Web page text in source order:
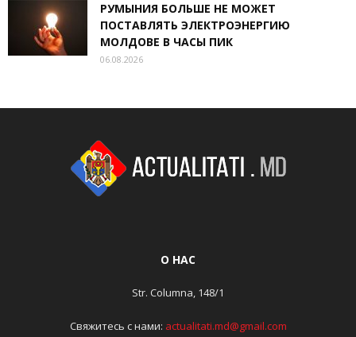
РУМЫНИЯ БОЛЬШЕ НЕ МОЖЕТ
ПОСТАВЛЯТЬ ЭЛЕКТРОЭНЕРГИЮ
МОЛДОВЕ В ЧАСЫ ПИК
06.08.2026
О НАС
Str. Columna, 148/1
Свяжитесь с нами: actualitati.md@gmail.com